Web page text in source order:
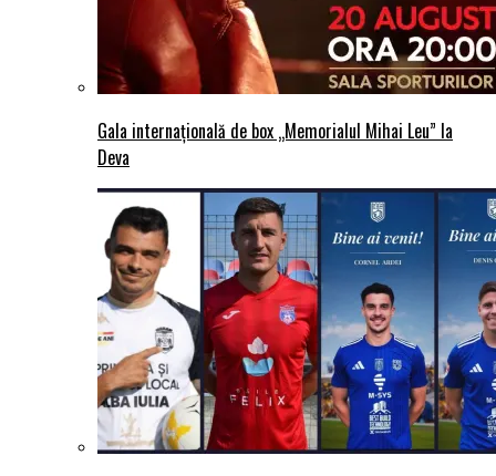
Gala internațională de box „Memorialul Mihai Leu” la
Deva